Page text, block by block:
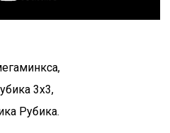
3х3,
Рубика.